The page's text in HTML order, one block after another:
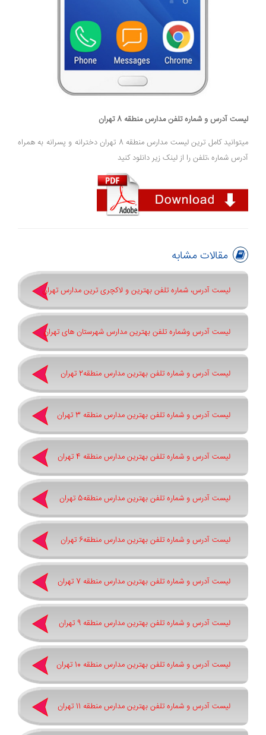
لیست آدرس و شماره تلفن مدارس منطقه 8 تهران
میتوانید کامل ترین لیست مدارس منطقه 8 تهران دخترانه و پسرانه به همراه
آدرس شماره ،تلفن را از لینک زیر دانلود کنید
مقالات مشابه
لیست آدرس، شماره تلفن بهترین و لاکچری ترین مدارس تهران
لیست آدرس وشماره تلفن بهترین مدارس شهرستان های تهران
لیست آدرس و شماره تلفن بهترین مدارس منطقه2 تهران
لیست آدرس و شماره تلفن بهترین مدارس منطقه 3 تهران
لیست آدرس و شماره تلفن بهترین مدارس منطقه 4 تهران
لیست آدرس و شماره تلفن بهترین مدارس منطقه5 تهران
لیست آدرس و شماره تلفن بهترین مدارس منطقه6 تهران
لیست آدرس و شماره تلفن بهترین مدارس منطقه 7 تهران
لیست آدرس و شماره تلفن بهترین مدارس منطقه 9 تهران
لیست آدرس و شماره تلفن بهترین مدارس منطقه 10 تهران
لیست آدرس و شماره تلفن بهترین مدارس منطقه 11 تهران